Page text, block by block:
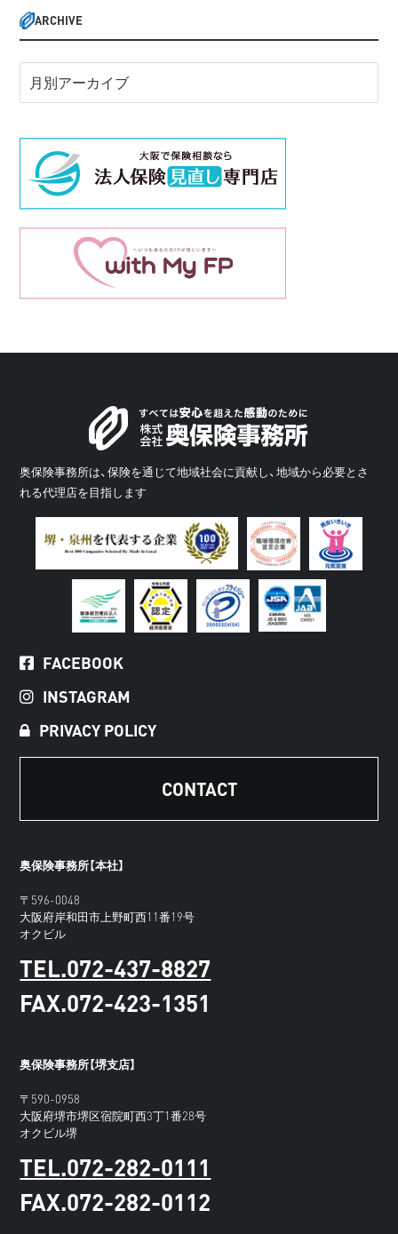
ARCHIVE
奥保険事務所は、保険を通じて地域社会に貢献し、地域から必要とさ
れる代理店を目指します
FACEBOOK
INSTAGRAM
PRIVACY POLICY
CONTACT
奥保険事務所【本社】
〒596-0048
大阪府岸和田市上野町西11番19号
オクビル
TEL.072-437-8827
FAX.072-423-1351
奥保険事務所【堺支店】
〒590-0958
大阪府堺市堺区宿院町西3丁1番28号
オクビル堺
TEL.072-282-0111
FAX.072-282-0112